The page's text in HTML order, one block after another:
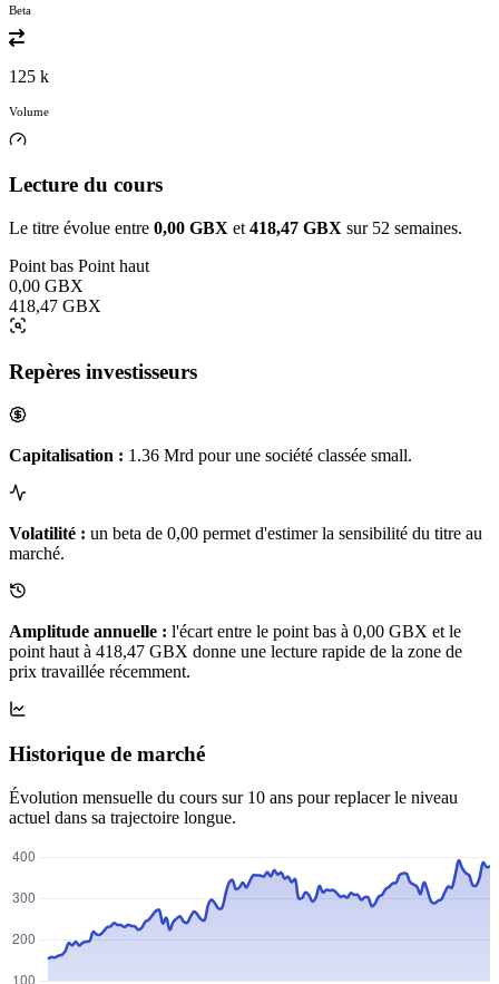
Beta
125 k
Volume
Lecture du cours
Le titre évolue entre 0,00 GBX et 418,47 GBX sur 52 semaines.
Point bas Point haut
0,00 GBX
418,47 GBX
Repères investisseurs
Capitalisation : 1.36 Mrd pour une société classée small.
Volatilité : un beta de 0,00 permet d'estimer la sensibilité du titre au
marché.
Amplitude annuelle : l'écart entre le point bas à 0,00 GBX et le
point haut à 418,47 GBX donne une lecture rapide de la zone de
prix travaillée récemment.
Historique de marché
Évolution mensuelle du cours sur 10 ans pour replacer le niveau
actuel dans sa trajectoire longue.